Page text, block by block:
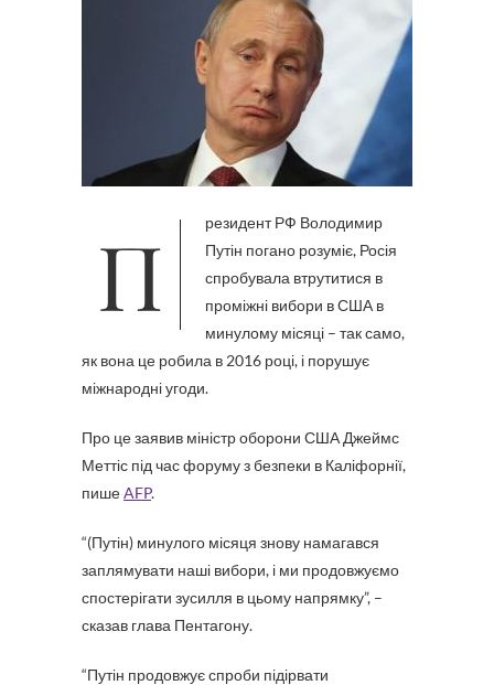
Президент РФ Володимир
Путін погано розуміє, Росія
спробувала втрутитися в
проміжні вибори в США в
минулому місяці – так само,
як вона це робила в 2016 році, і порушує
міжнародні угоди.
Про це заявив міністр оборони США Джеймс
Меттіс під час форуму з безпеки в Каліфорнії,
пишеAFP.
“(Путін) минулого місяця знову намагався
заплямувати наші вибори, і ми продовжуємо
спостерігати зусилля в цьому напрямку”, –
сказав глава Пентагону.
“Путін продовжує спроби підірвати